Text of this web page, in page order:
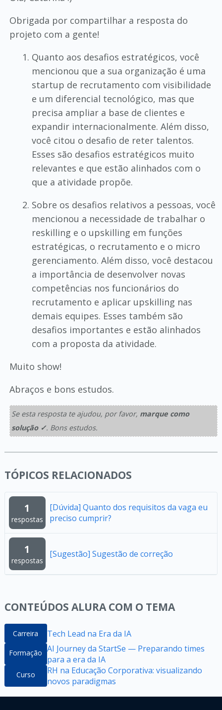
Obrigada por compartilhar a resposta do
projeto com a gente!
Quanto aos desafios estratégicos, você
mencionou que a sua organização é uma
startup de recrutamento com visibilidade
e um diferencial tecnológico, mas que
precisa ampliar a base de clientes e
expandir internacionalmente. Além disso,
você citou o desafio de reter talentos.
Esses são desafios estratégicos muito
relevantes e que estão alinhados com o
que a atividade propõe.
Sobre os desafios relativos a pessoas, você
mencionou a necessidade de trabalhar o
reskilling e o upskilling em funções
estratégicas, o recrutamento e o micro
gerenciamento. Além disso, você destacou
a importância de desenvolver novas
competências nos funcionários do
recrutamento e aplicar upskilling nas
demais equipes. Esses também são
desafios importantes e estão alinhados
com a proposta da atividade.
Muito show!
Abraços e bons estudos.
Se esta resposta te ajudou, por favor, marque como
solução ✓. Bons estudos.
TÓPICOS RELACIONADOS
1
respostas
[Dúvida] Quanto dos requisitos da vaga eu
preciso cumprir?
1
respostas
[Sugestão] Sugestão de correção
CONTEÚDOS ALURA COM O TEMA
Carreira Tech Lead na Era da IA
Formação AI Journey da StartSe — Preparando times
para a era da IA
Curso
RH na Educação Corporativa: visualizando
novos paradigmas